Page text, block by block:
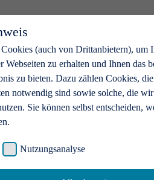
(auch von Drittanbietern), um
Webseiten zu erhalten und Ihnen das
zu bieten. Dazu zählen Cookies,
notwendig sind sowie solche, die
Sie können selbst entscheiden,
Nutzungsanalyse
eine Bühne